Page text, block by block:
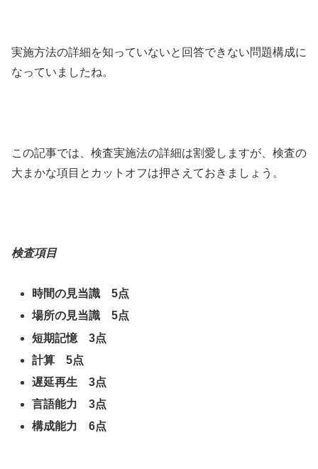
実施方法の詳細を知っていないと回答できない問題構成に
なっていましたね。
この記事では、検査実施法の詳細は割愛しますが、検査の
大まかな項目とカットオフは押さえておきましょう。
検査項目
時間の見当識 5点
場所の見当識 5点
短期記憶 3点
計算 5点
遅延再生 3点
言語能力 3点
構成能力 6点